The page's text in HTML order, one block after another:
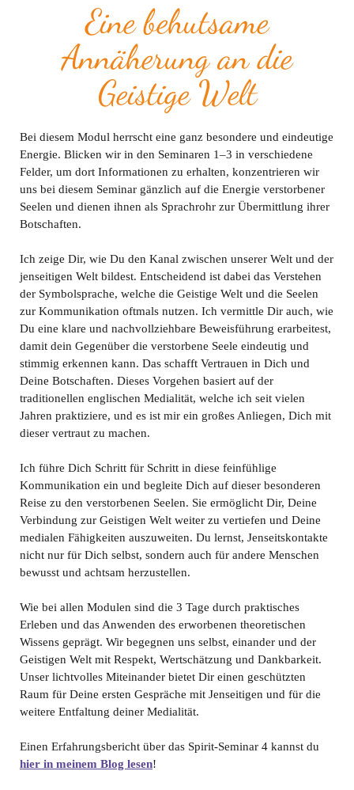
Eine behutsame
Annäherung an die
Geistige Welt
Bei diesem Modul herrscht eine ganz besondere und eindeutige
Energie. Blicken wir in den Seminaren 1–3 in verschiedene
Felder, um dort Informationen zu erhalten, konzentrieren wir
uns bei diesem Seminar gänzlich auf die Energie verstorbener
Seelen und dienen ihnen als Sprachrohr zur Übermittlung ihrer
Botschaften.
Ich zeige Dir, wie Du den Kanal zwischen unserer Welt und der
jenseitigen Welt bildest. Entscheidend ist dabei das Verstehen
der Symbolsprache, welche die Geistige Welt und die Seelen
zur Kommunikation oftmals nutzen. Ich vermittle Dir auch, wie
Du eine klare und nachvollziehbare Beweisführung erarbeitest,
damit dein Gegenüber die verstorbene Seele eindeutig und
stimmig erkennen kann. Das schafft Vertrauen in Dich und
Deine Botschaften. Dieses Vorgehen basiert auf der
traditionellen englischen Medialität, welche ich seit vielen
Jahren praktiziere, und es ist mir ein großes Anliegen, Dich mit
dieser vertraut zu machen.
Ich führe Dich Schritt für Schritt in diese feinfühlige
Kommunikation ein und begleite Dich auf dieser besonderen
Reise zu den verstorbenen Seelen. Sie ermöglicht Dir, Deine
Verbindung zur Geistigen Welt weiter zu vertiefen und Deine
medialen Fähigkeiten auszuweiten. Du lernst, Jenseitskontakte
nicht nur für Dich selbst, sondern auch für andere Menschen
bewusst und achtsam herzustellen.
Wie bei allen Modulen sind die 3 Tage durch praktisches
Erleben und das Anwenden des erworbenen theoretischen
Wissens geprägt. Wir begegnen uns selbst, einander und der
Geistigen Welt mit Respekt, Wertschätzung und Dankbarkeit.
Unser lichtvolles Miteinander bietet Dir einen geschützten
Raum für Deine ersten Gespräche mit Jenseitigen und für die
weitere Entfaltung deiner Medialität.
Einen Erfahrungsbericht über das Spirit-Seminar 4 kannst du
hier in meinem Blog lesen!